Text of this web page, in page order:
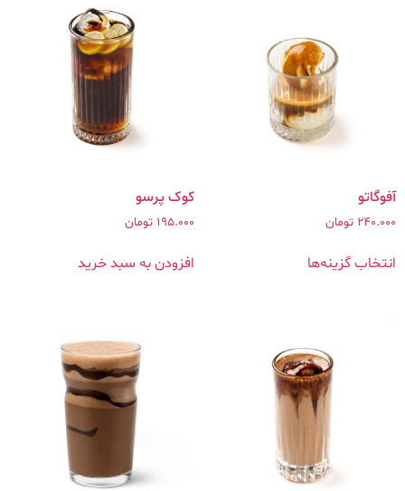
آفوگاتو
240.000 تومان
انتخاب گزینه‌ها
کوک پرسو
195.000 تومان
افزودن به سبد خرید